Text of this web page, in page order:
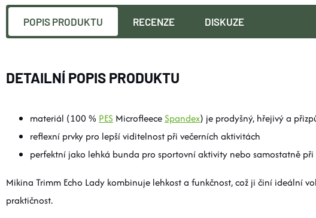
POPIS PRODUKTU RECENZE DISKUZE
DETAILNÍ POPIS PRODUKTU
materiál (100 % PES Microfleece Spandex) je prodyšný, hřejivý a
reflexní prvky pro lepší viditelnost při večerních aktivitách
perfektní jako lehká bunda pro sportovní aktivity nebo samostatně
Mikina Trimm Echo Lady kombinuje lehkost a funkčnost, což ji činí ideální
praktičnost.